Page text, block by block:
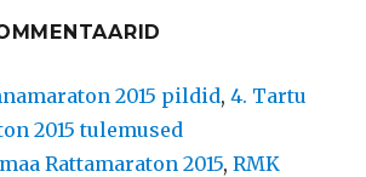
2015 pildid,4. Tartu
2015 tulemused
Rattamaraton 2015,RMK